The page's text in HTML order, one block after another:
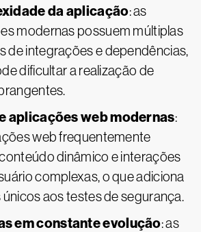
da aplicação: as
modernas possuem múltiplas
de integrações e dependências,
dificultar a realização de
aplicações web modernas:
web frequentemente
dinâmico e interações
complexas, o que adiciona
aos testes de segurança.
em constante evolução: as